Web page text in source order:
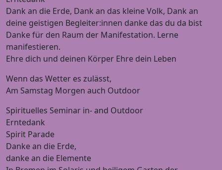
Dank an die Erde, Dank an das kleine Volk, Dank an
deine geistigen Begleiter:innen danke das du da bist
Danke für den Raum der Manifestation. Lerne
manifestieren.
Ehre dich und deinen Körper Ehre dein Leben
Wenn das Wetter es zulässt,
Am Samstag Morgen auch Outdoor
Spirituelles Seminar in- and Outdoor
Erntedank
Spirit Parade
Danke an die Erde,
danke an die Elemente